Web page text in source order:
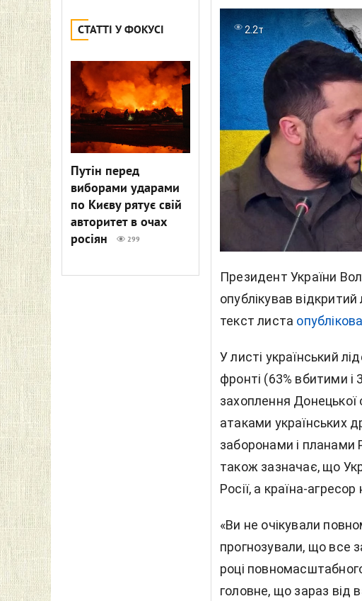
СТАТТІ У ФОКУСІ
Путін перед
виборами ударами
по Києву рятує свій
авторитет в очах
росіян
299
2.2т
Президент України
опублікував
текст листа
У листі український
фронті (63% вбитими і
захоплення Донецької
атаками українських
заборонами і планами
також зазначає, що
Росії, а країна-
«Ви не очікували
прогнозували, що все
році
головне, що зараз від